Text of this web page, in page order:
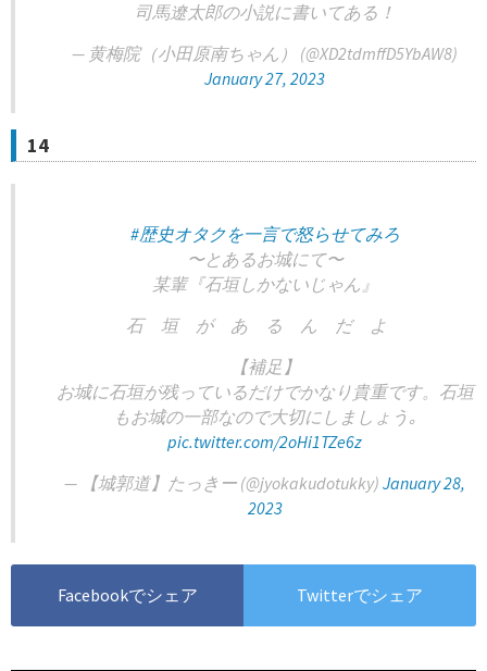
司馬遼太郎の小説に書いてある！
— 黄梅院（小田原南ちゃん） (@XD2tdmffD5YbAW8)
January 27, 2023
14
#歴史オタクを一言で怒らせてみろ
〜とあるお城にて〜
某輩『石垣しかないじゃん』
石 垣 が あ る ん だ よ
【補足】
お城に石垣が残っているだけでかなり貴重です。石垣
もお城の一部なので大切にしましょう｡
pic.twitter.com/2oHi1TZe6z
— 【城郭道】たっきー (@jyokakudotukky) January 28,
2023
Facebookでシェア Twitterでシェア